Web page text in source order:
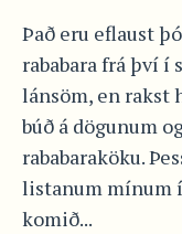
Það eru eflaust
rababara frá því í
lánsöm, en rakst
búð á dögunum
rababaraköku.
listanum mínum
komið...